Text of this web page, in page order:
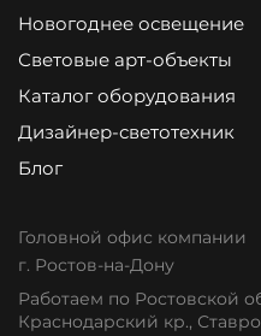
Новогоднее освещение
Световые арт-объекты
Каталог оборудования
Дизайнер-светотехник
Блог
Головной офис компании
г. Ростов-на-Дону
Работаем по Ростовской
Краснодарский кр.,